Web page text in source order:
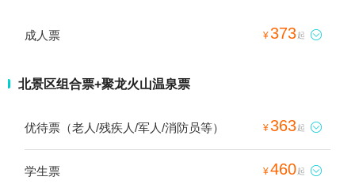
成人票 ¥373起 
北景区组合票+聚龙火山温泉票
优待票（老人/残疾人/军人/消防员等） ¥363起 
学生票 ¥460起 